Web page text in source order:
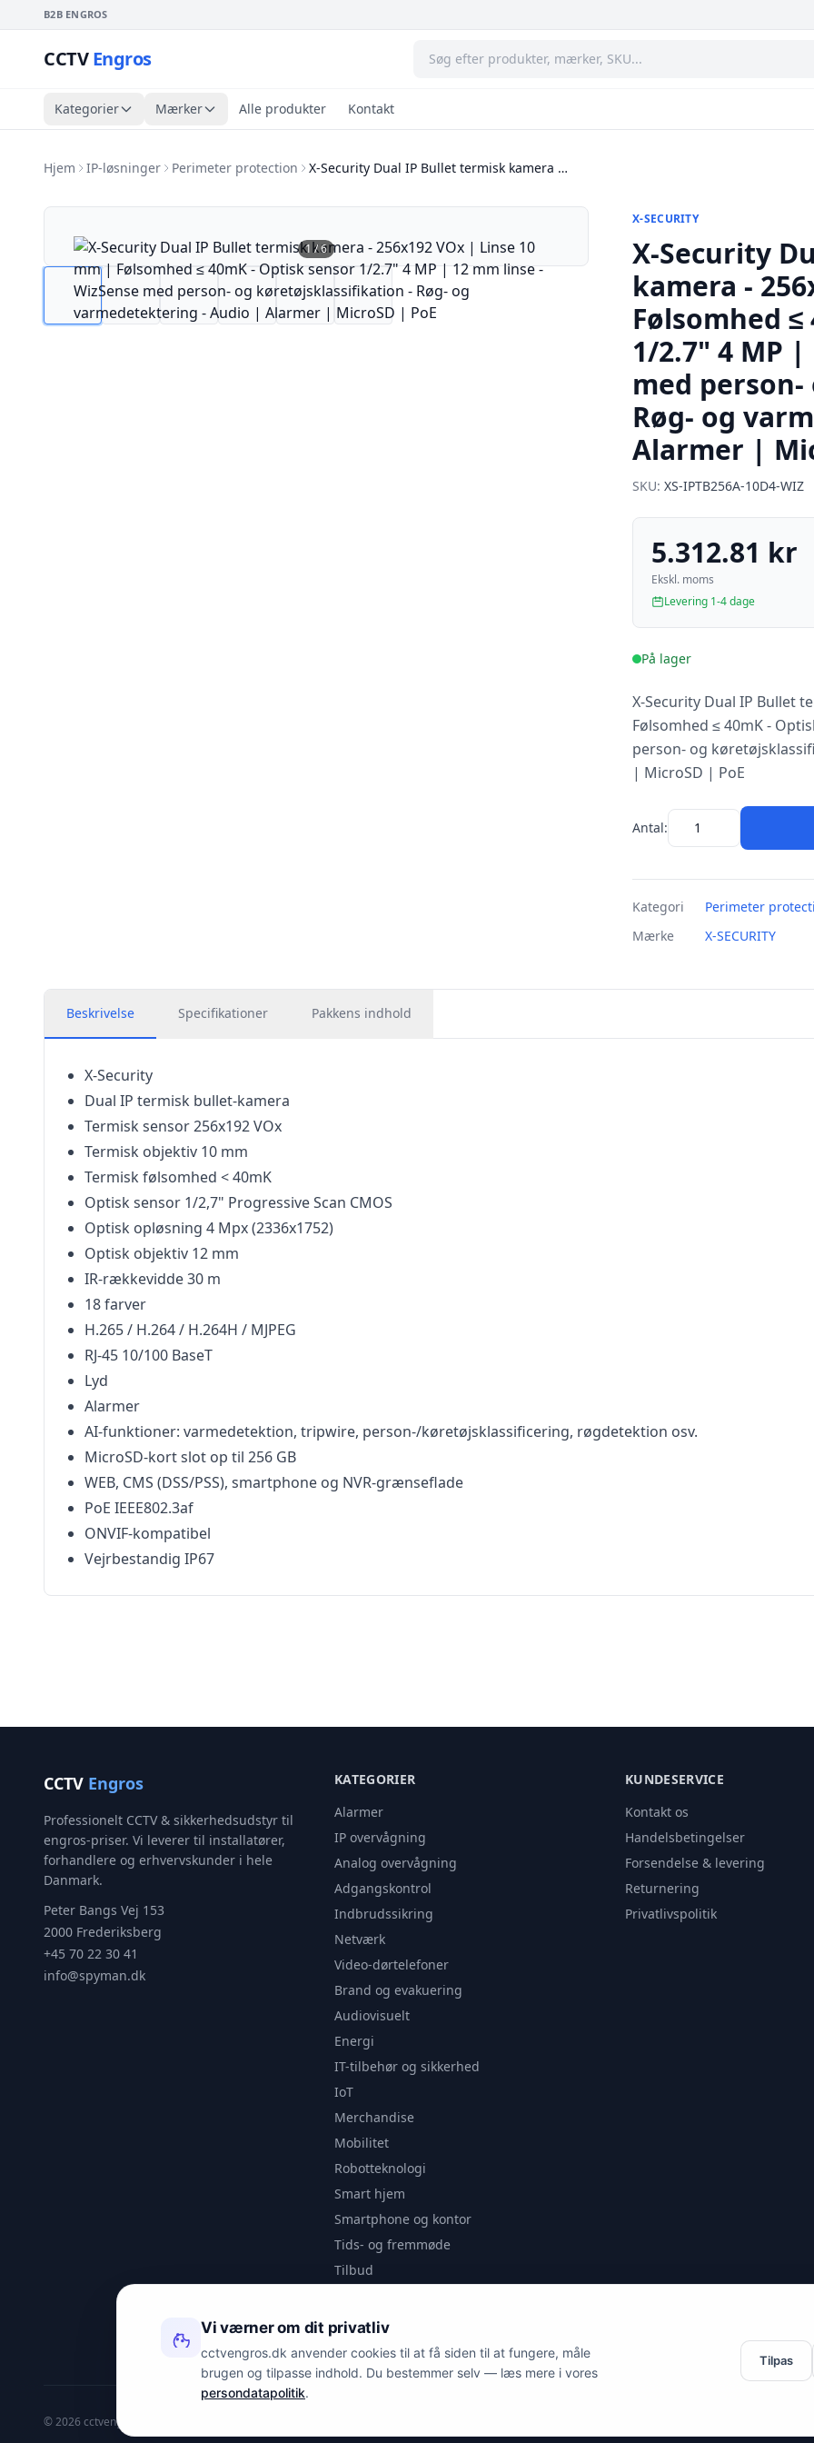
B2B ENGROS
CCTVEngros
Kategorier Mærker Alle produkter Kontakt
Hjem IP-løsninger Perimeter protection X-Security Dual IP Bullet termisk kamera …
1 /6
X-SECURITY
X-Security
kamera -
Følsomhed
1/2.7" 4 MP |
med
Røg- og
Alarmer |
SKU: XS-IPTB256A-10D4-WIZ
5.312.81 kr
Ekskl. moms
Levering 1-4 dage
På lager
X-Security Dual IP Bullet
Følsomhed ≤ 40mK -
person- og
| MicroSD | PoE
Antal:
Kategori
Perimeter
Mærke
X-SECURITY
Beskrivelse Specifikationer Pakkens indhold
X-Security
Dual IP termisk bullet-kamera
Termisk sensor 256x192 VOx
Termisk objektiv 10 mm
Termisk følsomhed < 40mK
Optisk sensor 1/2,7" Progressive Scan CMOS
Optisk opløsning 4 Mpx (2336x1752)
Optisk objektiv 12 mm
IR-rækkevidde 30 m
18 farver
H.265 / H.264 / H.264H / MJPEG
RJ-45 10/100 BaseT
Lyd
Alarmer
AI-funktioner: varmedetektion, tripwire, person-/køretøjsklassificering, røgdetektion osv.
MicroSD-kort slot op til 256 GB
WEB, CMS (DSS/PSS), smartphone og NVR-grænseflade
PoE IEEE802.3af
ONVIF-kompatibel
Vejrbestandig IP67
CCTV Engros
Professionelt CCTV & sikkerhedsudstyr til
engros-priser. Vi leverer til installatører,
forhandlere og erhvervskunder i hele
Danmark.
Peter Bangs Vej 153
2000 Frederiksberg
+45 70 22 30 41
info@spyman.dk
KATEGORIER
Alarmer
IP overvågning
Analog overvågning
Adgangskontrol
Indbrudssikring
Netværk
Video-dørtelefoner
Brand og evakuering
Audiovisuelt
Energi
IT-tilbehør og sikkerhed
IoT
Merchandise
Mobilitet
Robotteknologi
Smart hjem
Smartphone og kontor
Tids- og fremmøde
Tilbud
Videoanalyse
Outlet
KUNDESERVICE
Kontakt os
Handelsbetingelser
Forsendelse & levering
Returnering
Privatlivspolitik
© 2026 cctvengros.dk — En del af Spyman.dk. Alle rettigheder forbeholdes.
Vi værner om dit privatliv
cctvengros.dk anvender cookies til at få siden til at fungere, måle
brugen og tilpasse indhold. Du bestemmer selv — læs mere i vores
persondatapolitik.
Tilpas